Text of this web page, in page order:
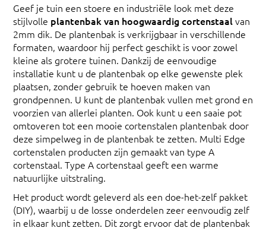
Geef je tuin een stoere en industriële look met deze
stijlvolle plantenbak van hoogwaardig cortenstaalvan
2mm dik. De plantenbak is verkrijgbaar in verschillende
formaten, waardoor hij perfect geschikt is voor zowel
kleine als grotere tuinen. Dankzij de eenvoudige
installatie kunt u de plantenbak op elke gewenste plek
plaatsen, zonder gebruik te hoeven maken van
grondpennen. U kunt de plantenbak vullen met grond en
voorzien van allerlei planten. Ook kunt u een saaie pot
omtoveren tot een mooie cortenstalen plantenbak door
deze simpelweg in de plantenbak te zetten. Multi Edge
cortenstalen producten zijn gemaakt van type A
cortenstaal. Type A cortenstaal geeft een warme
natuurlijke uitstraling.
Het product wordt geleverd als een doe-het-zelf pakket
(DIY), waarbij u de losse onderdelen zeer eenvoudig zelf
in elkaar kunt zetten. Dit zorgt ervoor dat de plantenbak